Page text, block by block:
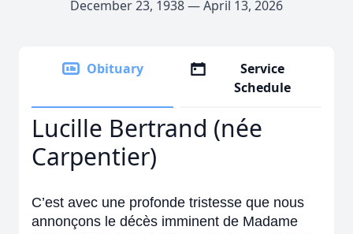
December 23, 1938 — April 13, 2026
Obituary
Service
Schedule
Lucille Bertrand (née
Carpentier)
C’est avec une profonde tristesse que nous
annonçons le décès imminent de Madame